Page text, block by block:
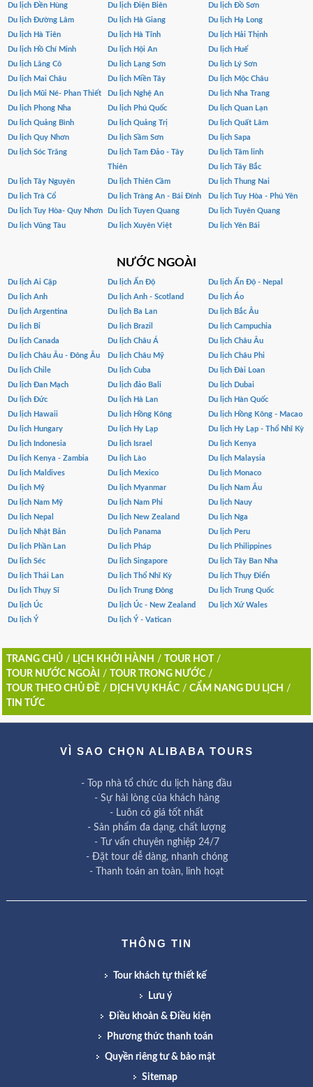
Du lịch Đền Hùng
Du lịch Điện Biên
Du lịch Đồ Sơn
Du lịch Đường Lâm
Du lịch Hà Giang
Du lịch Hạ Long
Du lịch Hà Tiên
Du lịch Hà Tĩnh
Du lịch Hải Thịnh
Du lịch Hồ Chí Minh
Du lịch Hội An
Du lịch Huế
Du lịch Lăng Cô
Du lịch Lạng Sơn
Du lịch Lý Sơn
Du lịch Mai Châu
Du lịch Miền Tây
Du lịch Mộc Châu
Du lịch Mũi Né- Phan Thiết
Du lịch Nghệ An
Du lịch Nha Trang
Du lịch Phong Nha
Du lịch Phú Quốc
Du lịch Quan Lạn
Du lịch Quảng Bình
Du lịch Quảng Trị
Du lịch Quất Lâm
Du lịch Quy Nhơn
Du lịch Sầm Sơn
Du lịch Sapa
Du lịch Sóc Trăng
Du lịch Tam Đảo - Tây
Thiên
Du lịch Tâm linh
Du lịch Tây Bắc
Du lịch Tây Nguyên
Du lịch Thiên Cầm
Du lịch Thung Nai
Du lịch Trà Cổ
Du lịch Tràng An - Bái Đính
Du lịch Tuy Hòa - Phú Yên
Du lịch Tuy Hòa- Quy Nhơn
Du lịch Tuyen Quang
Du lịch Tuyên Quang
Du lịch Vũng Tàu
Du lịch Xuyên Việt Du lịch Yên Bái
NƯỚC NGOÀI
Du lịch Ai Cập Du lịch Ấn Độ
Du lịch Ấn Độ - Nepal
Du lịch Anh
Du lịch Anh - Scotland
Du lịch Áo
Du lịch Argentina
Du lịch Ba Lan
Du lịch Bắc Âu
Du lịch Bỉ
Du lịch Brazil
Du lịch Campuchia
Du lịch Canada
Du lịch Châu Á
Du lịch Châu Âu
Du lịch Châu Âu - Đông Âu
Du lịch Châu Mỹ
Du lịch Châu Phi
Du lịch Chile
Du lịch Cuba
Du lịch Đài Loan
Du lịch Đan Mạch
Du lịch đảo Bali
Du lịch Dubai
Du lịch Đức
Du lịch Hà Lan
Du lịch Hàn Quốc
Du lịch Hawaii
Du lịch Hồng Kông
Du lịch Hồng Kông - Macao
Du lịch Hungary
Du lịch Hy Lạp
Du lịch Hy Lạp - Thổ Nhĩ Kỳ
Du lịch Indonesia
Du lịch Israel
Du lịch Kenya
Du lịch Kenya - Zambia
Du lịch Lào
Du lịch Malaysia
Du lịch Maldives
Du lịch Mexico
Du lịch Monaco
Du lịch Mỹ
Du lịch Myanmar
Du lịch Nam Âu
Du lịch Nam Mỹ
Du lịch Nam Phi
Du lịch Nauy
Du lịch Nepal
Du lịch New Zealand
Du lịch Nga
Du lịch Nhật Bản
Du lịch Panama
Du lịch Peru
Du lịch Phần Lan
Du lịch Pháp
Du lịch Philippines
Du lịch Séc
Du lịch Singapore
Du lịch Tây Ban Nha
Du lịch Thái Lan
Du lịch Thổ Nhĩ Kỳ
Du lịch Thụy Điển
Du lịch Thụy Sĩ
Du lịch Trung Đông
Du lịch Trung Quốc
Du lịch Úc
Du lịch Úc - New Zealand
Du lịch Xứ Wales
Du lịch Ý
Du lịch Ý - Vatican
TRANG CHỦ/ LỊCH KHỞI HÀNH / TOUR HOT
/
TOUR NƯỚC NGOÀI
/ TOUR TRONG NƯỚC/
TOUR THEO CHỦ ĐỀ/ DỊCH VỤ KHÁC/ CẨM NANG DU LỊCH /
TIN TỨC
VÌ SAO CHỌN ALIBABA TOURS
- Top nhà tổ chức du lịch hàng đầu
- Sự hài lòng của khách hàng
- Luôn có giá tốt nhất
- Sản phẩm đa dạng, chất lượng
- Tư vấn chuyên nghiệp 24/7
- Đặt tour dễ dàng, nhanh chóng
- Thanh toán an toàn, linh hoạt
THÔNG TIN
Tour khách tự thiết kế
Lưu ý
Điều khoản & Điều kiện
Phương thức thanh toán
Quyền riêng tư & bảo mật
Sitemap